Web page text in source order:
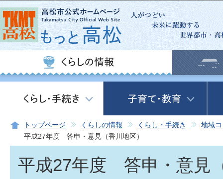
この
トップページ くらしの情報 くらし・手続き
地域
平成27年度 答申・意見（香川地区）
平成27年度 答申・意見